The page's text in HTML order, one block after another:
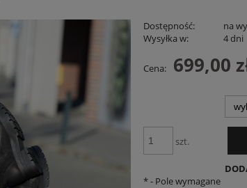
Spodnie RelaxFit Czerwone
Dostępność:
na
Wysyłka w:
4 dni
Cena: 699,00
szt.
*- Pole wymagane